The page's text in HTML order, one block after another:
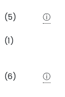
(5) ⓘ
(1)
(6) ⓘ